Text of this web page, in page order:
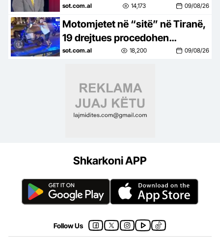
nuk mjaftojnë për shuarjen e
zjarrit
sot.com.al 14,173 09/08/26
Motomjetet në “sitë” në Tiranë,
19 drejtues procedohen
penalisht, sekuestrohen mjetet
sot.com.al 18,200 09/08/26
Shkarkoni APP
Follow Us